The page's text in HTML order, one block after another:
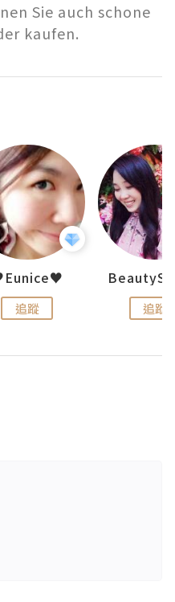
Sie auch schone
kaufen.
追蹤 追蹤